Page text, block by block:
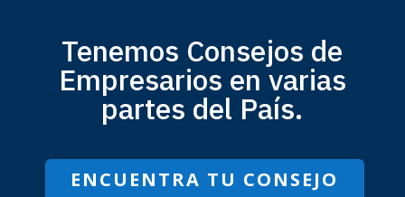
Tenemos Consejos de
Empresarios en varias
partes del País.
ENCUENTRA TU CONSEJO